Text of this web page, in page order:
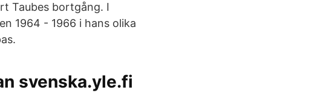
Taubes bortgång. I
1964 - 1966 i hans olika
svenska.yle.fi